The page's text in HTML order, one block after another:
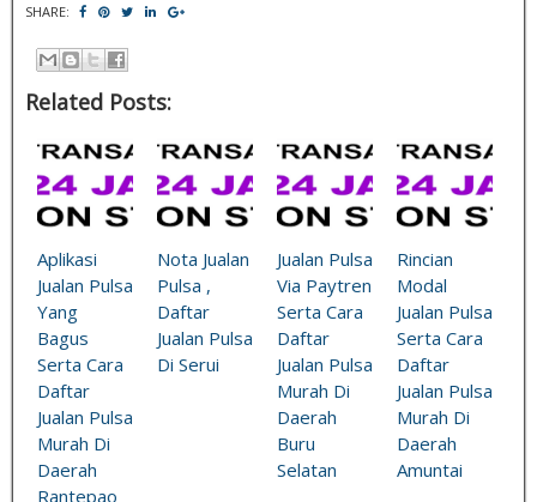
SHARE:
Related Posts:
Aplikasi
Jualan Pulsa
Yang
Bagus
Serta Cara
Daftar
Jualan Pulsa
Murah Di
Daerah
Rantepao
Nota Jualan
Pulsa ,
Daftar
Jualan Pulsa
Di Serui
Jualan Pulsa
Via Paytren
Serta Cara
Daftar
Jualan Pulsa
Murah Di
Daerah
Buru
Selatan
Rincian
Modal
Jualan Pulsa
Serta Cara
Daftar
Jualan Pulsa
Murah Di
Daerah
Amuntai